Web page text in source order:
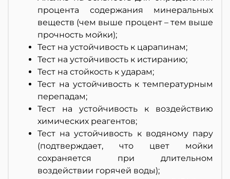
процента содержания минеральных
веществ (чем выше процент – тем выше
прочность мойки);
Тест на устойчивость к царапинам;
Тест на устойчивость к истиранию;
Тест на стойкость к ударам;
Тест на устойчивость к температурным
перепадам;
Тест на устойчивость к воздействию
химических реагентов;
Тест на устойчивость к водяному пару
(подтверждает, что цвет мойки
сохраняется при длительном
воздействии горячей воды);